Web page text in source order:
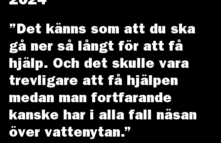
”Det känns som att du ska
gå ner så långt för att få
hjälp. Och det skulle vara
trevligare att få hjälpen
medan man fortfarande
kanske har i alla fall näsan
över vattenytan.”